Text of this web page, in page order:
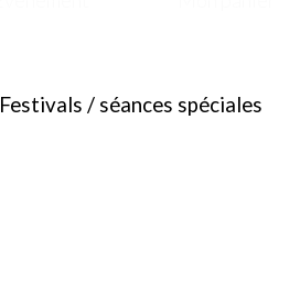
Festivals / séances spéciales